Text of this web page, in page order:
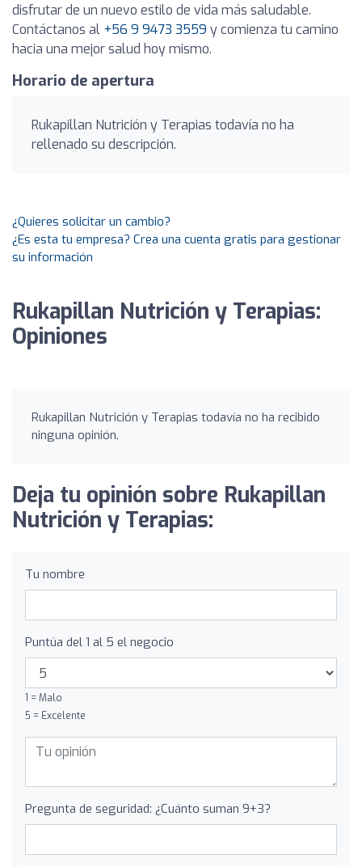
disfrutar de un nuevo estilo de vida más saludable.
Contáctanos al +56 9 9473 3559 y comienza tu camino
hacia una mejor salud hoy mismo.
Horario de apertura
Rukapillan Nutrición y Terapias todavía no ha
rellenado su descripción.
¿Quieres solicitar un cambio?
¿Es esta tu empresa? Crea una cuenta gratis para gestionar
su información
Rukapillan Nutrición y Terapias:
Opiniones
Rukapillan Nutrición y Terapias todavía no ha recibido
ninguna opinión.
Deja tu opinión sobre Rukapillan
Nutrición y Terapias:
Tu nombre
Puntúa del 1 al 5 el negocio
1 = Malo
5 = Excelente
Pregunta de seguridad: ¿Cuánto suman 9+3?